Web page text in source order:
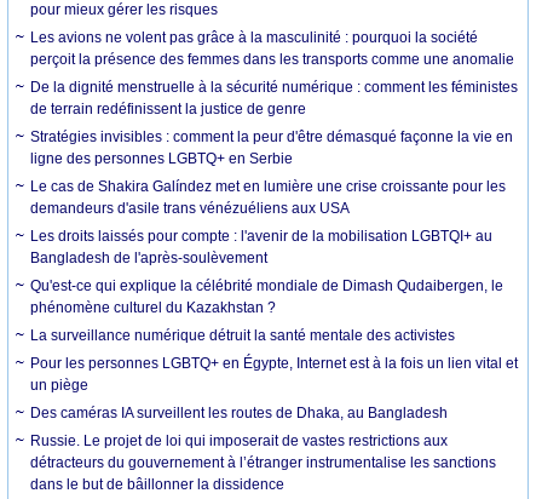
pour mieux gérer les risques
Les avions ne volent pas grâce à la masculinité : pourquoi la société
perçoit la présence des femmes dans les transports comme une anomalie
De la dignité menstruelle à la sécurité numérique : comment les féministes
de terrain redéfinissent la justice de genre
Stratégies invisibles : comment la peur d'être démasqué façonne la vie en
ligne des personnes LGBTQ+ en Serbie
Le cas de Shakira Galíndez met en lumière une crise croissante pour les
demandeurs d'asile trans vénézuéliens aux USA
Les droits laissés pour compte : l'avenir de la mobilisation LGBTQI+ au
Bangladesh de l'après-soulèvement
Qu'est-ce qui explique la célébrité mondiale de Dimash Qudaibergen, le
phénomène culturel du Kazakhstan ?
La surveillance numérique détruit la santé mentale des activistes
Pour les personnes LGBTQ+ en Égypte, Internet est à la fois un lien vital et
un piège
Des caméras IA surveillent les routes de Dhaka, au Bangladesh
Russie. Le projet de loi qui imposerait de vastes restrictions aux
détracteurs du gouvernement à l’étranger instrumentalise les sanctions
dans le but de bâillonner la dissidence